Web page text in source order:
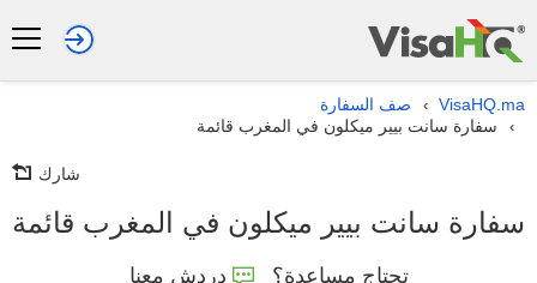
VisaHQ.ma
› صف السفارة
› سفارة سانت بيير ميكلون في المغرب قائمة
شارك
سفارة سانت بيير ميكلون في المغرب قائمة
تحتاج مساعدة؟ دردش معنا